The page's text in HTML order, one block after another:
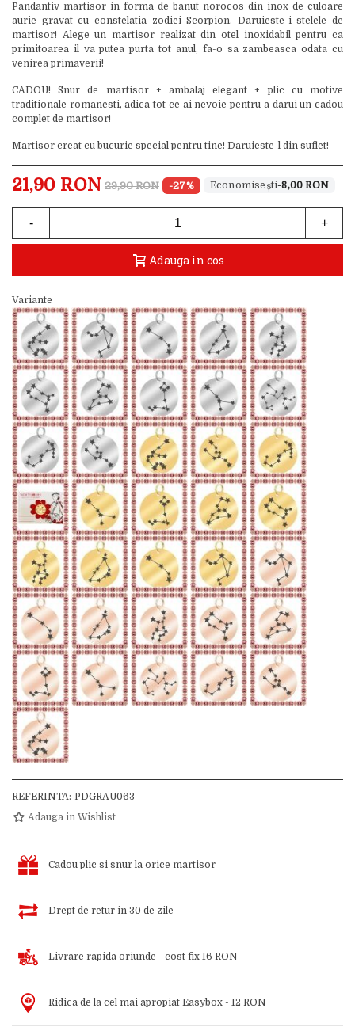
Pandantiv martisor in forma de banut norocos din inox de culoare
aurie gravat cu constelatia zodiei Scorpion. Daruieste-i stelele de
martisor! Alege un martisor realizat din otel inoxidabil pentru ca
primitoarea il va putea purta tot anul, fa-o sa zambeasca odata cu
venirea primaverii!
CADOU! Snur de martisor + ambalaj elegant + plic cu motive
traditionale romanesti, adica tot ce ai nevoie pentru a darui un cadou
complet de martisor!
Martisor creat cu bucurie special pentru tine! Daruieste-l din suflet!
21,90 RON 29,90 RON -27% -8,00 RON
- +
Adauga in cos
Variante
REFERINTA: PDGRAU063
Adauga in Wishlist
Cadou plic si snur la orice martisor
Drept de retur in 30 de zile
Livrare rapida oriunde - cost fix 16 RON
Ridica de la cel mai apropiat Easybox - 12 RON